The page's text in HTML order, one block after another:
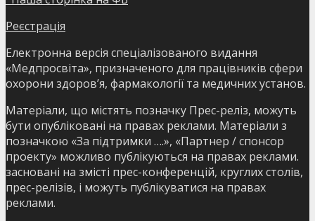
Реєстрація
Електронна версія спеціалізованого видання
«Медпросвіта», призначеного для працівників сфери
охорони здоров’я, фармакології та медичних установ.
Матеріали, що містять позначку Прес-реліз, можуть
бути опубліковані на правах реклами. Матеріали з
позначкою «За підтримки ….», «Партнер / спонсор
проекту» можливо публікуються на правах реклами.
засновані на змісті прес-конференцій, круглих столів,
прес-релізів, і можуть публікуватися на правах
реклами.